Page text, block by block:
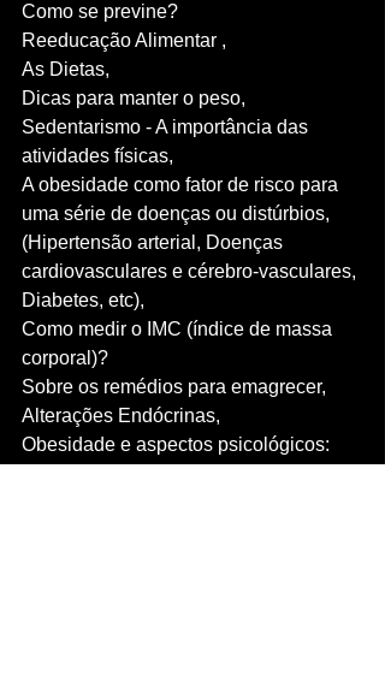
Como se previne?
Reeducação Alimentar ,
As Dietas,
Dicas para manter o peso,
Sedentarismo - A importância das
atividades físicas,
A obesidade como fator de risco para
uma série de doenças ou distúrbios,
(Hipertensão arterial, Doenças
cardiovasculares e cérebro-vasculares,
Diabetes, etc),
Como medir o IMC (índice de massa
corporal)?
Sobre os remédios para emagrecer,
Alterações Endócrinas,
Obesidade e aspectos psicológicos: